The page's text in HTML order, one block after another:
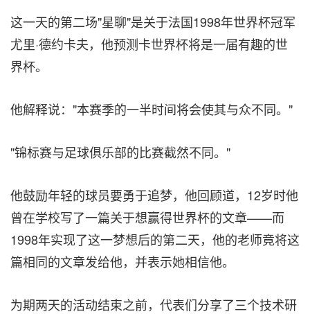
这一天的第二场"星聊"是关于法国1998年世界杯冠军
尤里·德约卡夫，他预测卡世界杯将是一届有趣的世
界杯。
他解释说："本赛季的一半时间将会使其与众不同。"
"锦标赛与足球俱乐部的比赛截然不同。"
他鼓励年轻的球员要勇于追梦，他回顾道，12岁时他
曾在学校写了一篇关于想赢得世界杯的文章——而
1998年实现了这一梦想后的第二天，他的老师竟将这
篇相同的文章发给他，并表示她相信他。
为期两天的活动结束之前，代表们分享了三个技术研